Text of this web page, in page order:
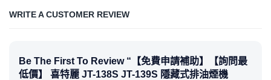
WRITE A CUSTOMER REVIEW
Be The First To Review “【免費申請補助】【詢問最
低價】 喜特麗 JT-138S JT-139S 隱藏式排油煙機